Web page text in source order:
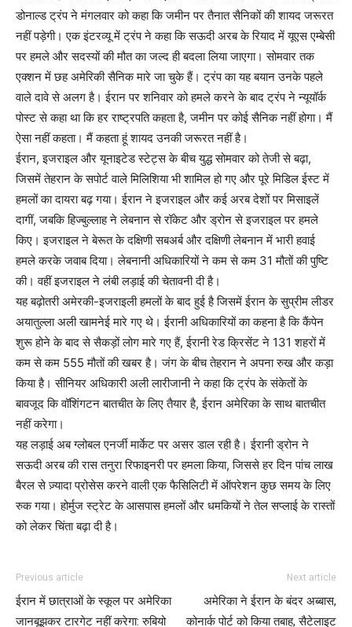
डोनाल्ड ट्रंप ने मंगलवार को कहा कि जमीन पर तैनात सैनिकों की शायद जरूरत
नहीं पड़ेगी। एक इंटरव्यू में ट्रंप ने कहा कि सऊदी अरब के रियाद में यूएस एम्बेसी
पर हमले और सदस्यों की मौत का जल्द ही बदला लिया जाएगा। सोमवार तक
एक्शन में छह अमेरिकी सैनिक मारे जा चुके हैं। ट्रंप का यह बयान उनके पहले
वाले दावे से अलग है। ईरान पर शनिवार को हमले करने के बाद ट्रंप ने न्यूयॉर्क
पोस्ट से कहा था कि हर राष्ट्रपति कहता है, जमीन पर कोई सैनिक नहीं होगा। मैं
ऐसा नहीं कहता। मैं कहता हूं शायद उनकी जरूरत नहीं है।
ईरान, इजराइल और यूनाइटेड स्टेट्स के बीच युद्ध सोमवार को तेजी से बढ़ा,
जिसमें तेहरान के सपोर्ट वाले मिलिशिया भी शामिल हो गए और पूरे मिडिल ईस्ट में
हमलों का दायरा बढ़ गया। ईरान ने इजराइल और कई अरब देशों पर मिसाइलें
दागीं, जबकि हिज्बुल्लाह ने लेबनान से रॉकेट और ड्रोन से इजराइल पर हमले
किए। इजराइल ने बेरूत के दक्षिणी सबअर्ब और दक्षिणी लेबनान में भारी हवाई
हमले करके जवाब दिया। लेबनानी अधिकारियों ने कम से कम 31 मौतों की पुष्टि
की। वहीं इजराइल ने लंबी लड़ाई की चेतावनी दी है।
यह बढ़ोतरी अमेरकी-इजराइली हमलों के बाद हुई है जिसमें ईरान के सुप्रीम लीडर
अयातुल्ला अली खामनेई मारे गए थे। ईरानी अधिकारियों का कहना है कि कैंपेन
शुरू होने के बाद से सैकड़ों लोग मारे गए हैं, ईरानी रेड क्रिसेंट ने 131 शहरों में
कम से कम 555 मौतों की खबर है। जंग के बीच तेहरान ने अपना रुख और कड़ा
किया है। सीनियर अधिकारी अली लारीजानी ने कहा कि ट्रंप के संकेतों के
बावजूद कि वॉशिंगटन बातचीत के लिए तैयार है, ईरान अमेरिका के साथ बातचीत
नहीं करेगा।
यह लड़ाई अब ग्लोबल एनर्जी मार्केट पर असर डाल रही है। ईरानी ड्रोन ने
सऊदी अरब की रास तनुरा रिफाइनरी पर हमला किया, जिससे हर दिन पांच लाख
बैरल से ज़्यादा प्रोसेस करने वाली एक फैसिलिटी में ऑपरेशन कुछ समय के लिए
रुक गया। होर्मुज स्ट्रेट के आसपास हमलों और धमकियों ने तेल सप्लाई के रास्तों
को लेकर चिंता बढ़ा दी है।
Previous article
ईरान में छात्राओं के स्कूल पर अमेरिका
जानबूझकर टारगेट नहीं करेगा: रुबियो
Next article
अमेरिका ने ईरान के बंदर अब्बास,
कोनार्क पोर्ट को किया तबाह, सैटेलाइट